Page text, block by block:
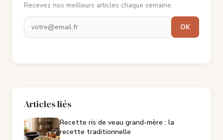
Recevez nos meilleurs articles chaque semaine.
OK
Articles liés
Recette ris de veau grand-mère : la
recette traditionnelle